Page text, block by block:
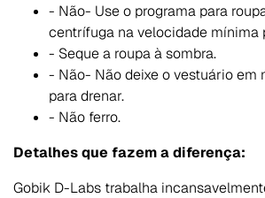
- Não- Use o programa para
centrífuga na velocidade mínima
- Seque a roupa à sombra.
- Não- Não deixe o vestuário em
para drenar.
- Não ferro.
Detalhes que fazem a diferença:
Gobik D-Labs trabalha